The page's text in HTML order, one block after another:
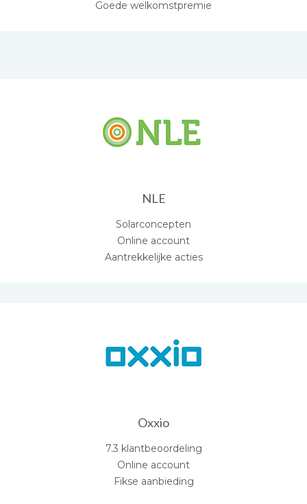
Goede welkomstpremie
NLE
Solarconcepten
Online account
Aantrekkelijke acties
Oxxio
7.3 klantbeoordeling
Online account
Fikse aanbieding